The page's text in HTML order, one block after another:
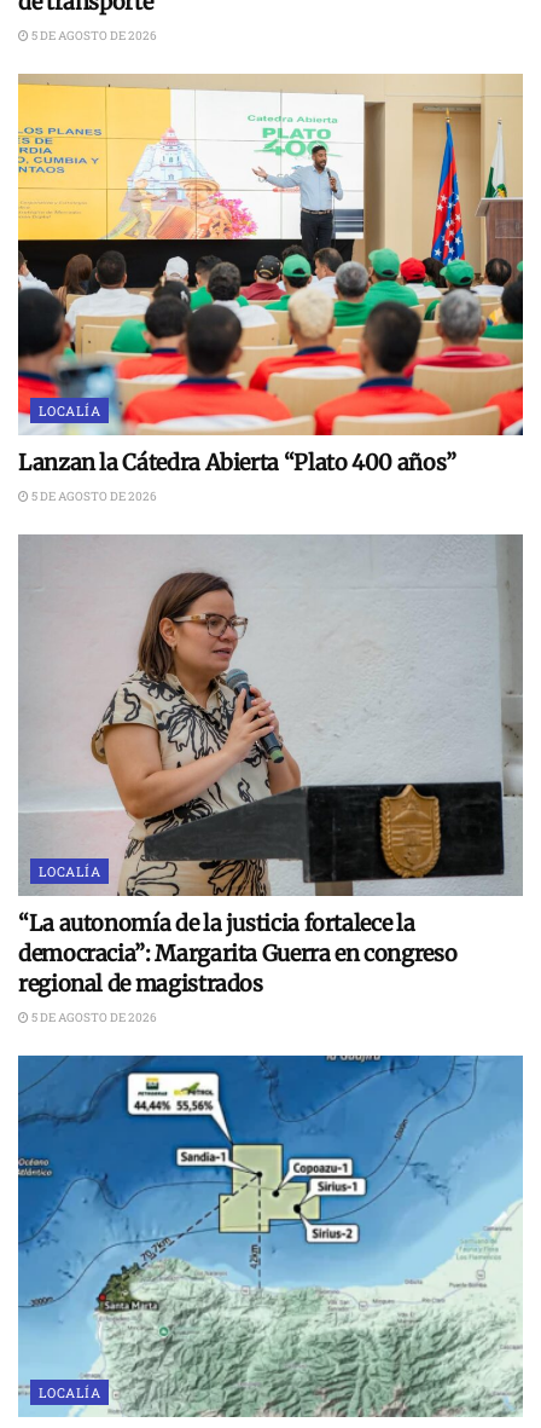
5 DE AGOSTO DE 2026
LOCALÍA
Lanzan la Cátedra Abierta “Plato 400 años”
5 DE AGOSTO DE 2026
LOCALÍA
“La autonomía de la justicia fortalece la
democracia”: Margarita Guerra en congreso
regional de magistrados
5 DE AGOSTO DE 2026
LOCALÍA